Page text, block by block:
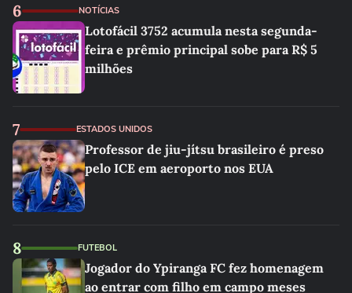
6 NOTÍCIAS
Lotofácil 3752 acumula nesta segunda-
feira e prêmio principal sobe para R$ 5
milhões
7 ESTADOS UNIDOS
Professor de jiu-jítsu brasileiro é preso
pelo ICE em aeroporto nos EUA
8 FUTEBOL
Jogador do Ypiranga FC fez homenagem
ao entrar com filho em campo meses